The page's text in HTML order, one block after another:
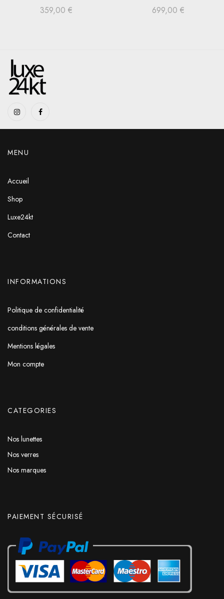
359,00 € 699,00 €
MENU
Accueil
Shop
Luxe24kt
Contact
INFORMATIONS
Politique de confidentialité
conditions générales de vente
Mentions légales
Mon compte
CATEGORIES
Nos lunettes
Nos verres
Nos marques
PAIEMENT SÉCURISÉ